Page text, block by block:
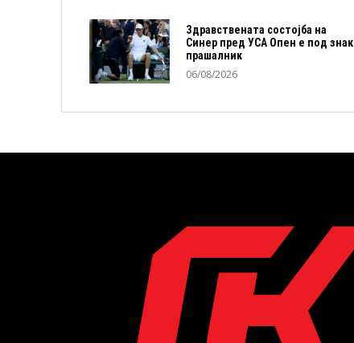
Здравствената состојба на
Синер пред УСА Опен е под знак
прашалник
06/08/2026